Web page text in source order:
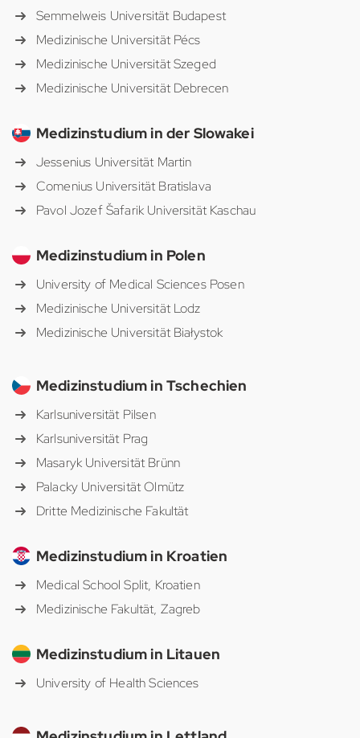
Semmelweis Universität Budapest
Medizinische Universität Pécs
Medizinische Universität Szeged
Medizinische Universität Debrecen
Medizinstudium in der Slowakei
Jessenius Universität Martin
Comenius Universität Bratislava
Pavol Jozef Šafarik Universität Kaschau
Medizinstudium in Polen
University of Medical Sciences Posen
Medizinische Universität Lodz
Medizinische Universität Białystok
Medizinstudium in Tschechien
Karlsuniversität Pilsen
Karlsuniversität Prag
Masaryk Universität Brünn
Palacky Universität Olmütz
Dritte Medizinische Fakultät
Medizinstudium in Kroatien
Medical School Split, Kroatien
Medizinische Fakultät, Zagreb
Medizinstudium in Litauen
University of Health Sciences